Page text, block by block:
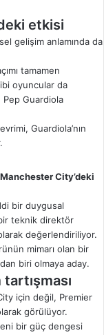
etkisi
gelişim anlamında da
tamamen
oyuncular da
Guardiola
Guardiola’nın
City’deki
bir duygusal
teknik direktör
değerlendiriliyor.
mimarı olan bir
biri olmaya aday.
için değil, Premier
görülüyor.
bir güç dengesi